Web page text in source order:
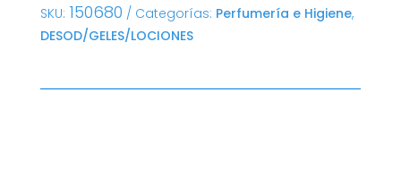
SKU: 150680 Categorías: Perfumería e Higiene,
DESOD/GELES/LOCIONES